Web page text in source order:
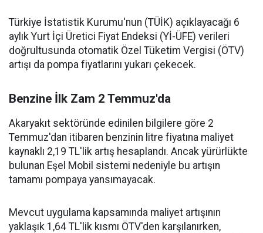
Türkiye İstatistik Kurumu'nun (TÜİK) açıklayacağı 6
aylık Yurt İçi Üretici Fiyat Endeksi (Yİ-ÜFE) verileri
doğrultusunda otomatik Özel Tüketim Vergisi (ÖTV)
artışı da pompa fiyatlarını yukarı çekecek.
Benzine İlk Zam 2 Temmuz'da
Akaryakıt sektöründe edinilen bilgilere göre 2
Temmuz'dan itibaren benzinin litre fiyatına maliyet
kaynaklı 2,19 TL'lik artış hesaplandı. Ancak yürürlükte
bulunan Eşel Mobil sistemi nedeniyle bu artışın
tamamı pompaya yansımayacak.
Mevcut uygulama kapsamında maliyet artışının
yaklaşık 1,64 TL'lik kısmı ÖTV'den karşılanırken,